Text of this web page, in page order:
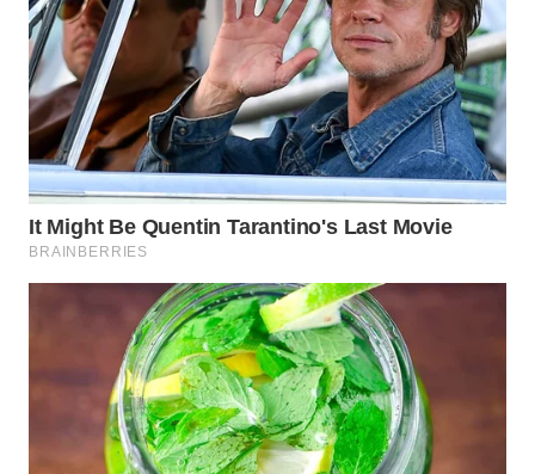
MANDALIKA
WN
LIKUPANG
WN
LABUANBAJO
WN
Group
WAHANA
NEWS